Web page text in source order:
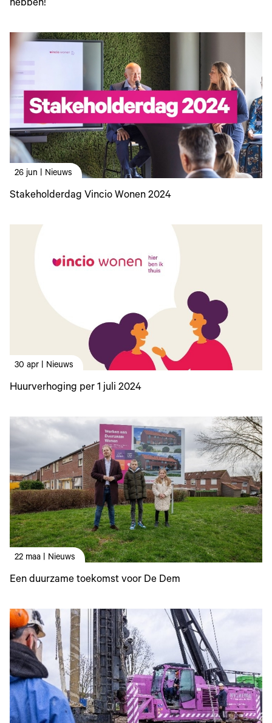
hebben!
26 jun | Nieuws
Stakeholderdag Vincio Wonen 2024
30 apr | Nieuws
Huurverhoging per 1 juli 2024
22 maa | Nieuws
Een duurzame toekomst voor De Dem